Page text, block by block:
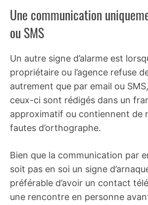
Une communication
ou SMS
Un autre signe d’alarme est
propriétaire ou l’agence refuse
autrement que par email ou
ceux-ci sont rédigés dans un
approximatif ou contiennent de
fautes d’orthographe.
Bien que la communication par
soit pas en soi un signe
préférable d’avoir un contact
une rencontre en personne